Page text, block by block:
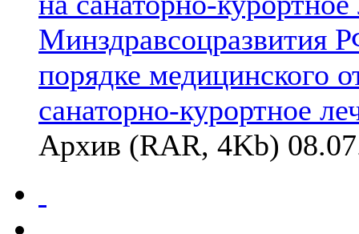
Минздравсоцразвития
порядке медицинского
санаторно-курортное
Архив (RAR, 4Kb)